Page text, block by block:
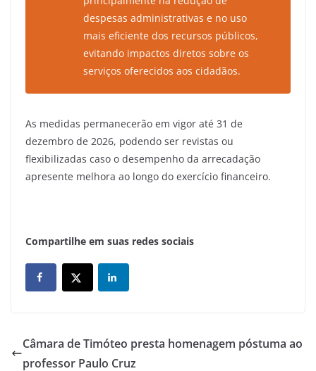
despesas administrativas e no uso
mais eficiente dos recursos públicos,
evitando impactos diretos sobre os
serviços oferecidos aos cidadãos.
As medidas permanecerão em vigor até 31 de
dezembro de 2026, podendo ser revistas ou
flexibilizadas caso o desempenho da arrecadação
apresente melhora ao longo do exercício financeiro.
Compartilhe em suas redes sociais
Câmara de Timóteo presta homenagem póstuma ao
professor Paulo Cruz